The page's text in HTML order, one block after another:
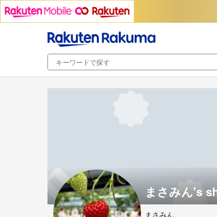
まさみん's
まさみん